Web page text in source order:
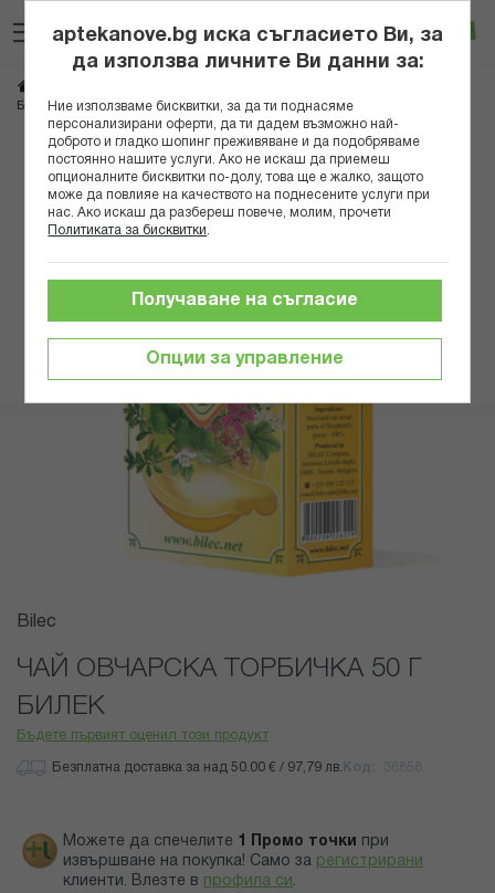
към
съдържанието
Вход
Билки и чайове
ЧАЙ ОВЧАРСКА ТОРБИЧКА 50 Г БИЛЕК
Преминете
края
изображенията
Преминете
началото
галерия
със
Bilec
ЧАЙ ОВЧАРСКА ТОРБИЧКА 50 Г
БИЛЕК
Бъдете първият оценил този продукт
Безплатна доставка за над 50.00 € / 97,79 лв.
Можете да спечелите 1 Промо точки
при
извършване на покупка! Само за регистрирани
клиенти. Влезте в профила си .
aptekanove.bg иска съгласието Ви, за
да използва личните Ви данни за:
Ние използваме бисквитки, за да ти поднасяме
персонализирани оферти, да ти дадем възможно най-
доброто и гладко шопинг преживяване и да подобряваме
постоянно нашите услуги. Ако не искаш да приемеш
опционалните бисквитки по-долу, това ще е жалко, защото
може да повлияе на качеството на поднесените услуги при
нас. Ако искаш да разбереш повече, молим, прочети
Политиката за бисквитки
Опции за управление
Получаване на съгласие